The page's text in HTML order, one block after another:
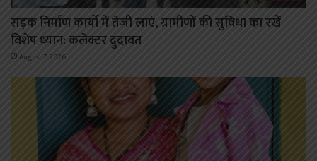
सड़क निर्माण कार्यों में तेजी लाएं, ग्रामीणों की सुविधा का रखें
विशेष ध्यान: कलेक्टर दुदावत
August 7, 2026